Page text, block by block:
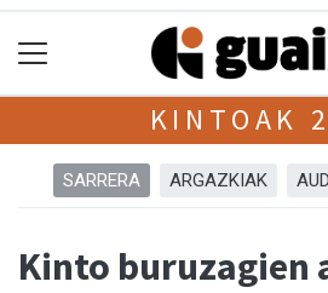
KINTOAK
SARRERA ARGAZKIAK
Kinto buruzagien